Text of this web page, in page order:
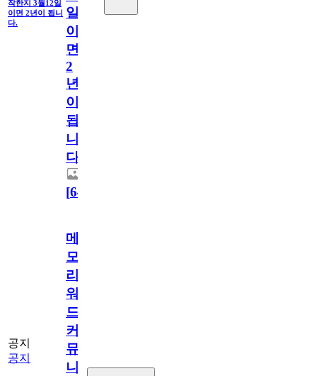
작한지 3월12일
이면 2년이 됩니
다.
일
이
면
2
년
이
됩
니
다.
[64
공지
공지
메
모
리
워
드
커
뮤
니